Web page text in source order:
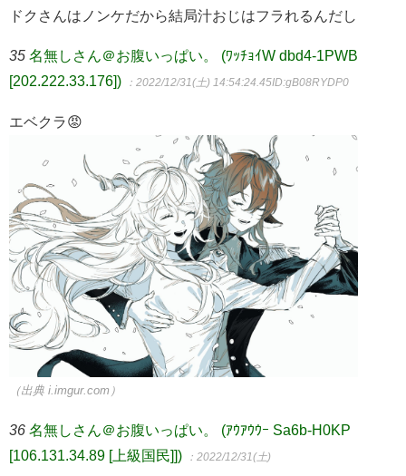
ドクさんはノンケだから結局汁おじはフラれるんだし
35 名無しさん＠お腹いっぱい。 (ﾜｯﾁｮｲW dbd4-1PWB
[202.222.33.176])
：2022/12/31(土) 14:54:24.45ID:gB08RYDP0
エベクラ😡
（出典 i.imgur.com）
36 名無しさん＠お腹いっぱい。 (ｱｳｱｳｳｰ Sa6b-H0KP
[106.131.34.89 [上級国民]])
：2022/12/31(土)